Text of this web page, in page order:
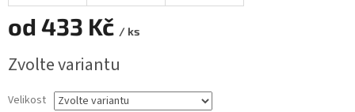
od 433 Kč / ks
cena:
Zvolte variantu
Velikost